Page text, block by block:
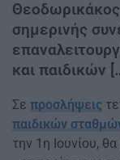
σημερινής
και παιδικών
Σε προσλήψεις
παιδικών
την 1η Ιουνίου,